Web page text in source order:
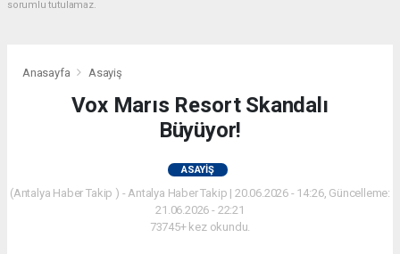
sorumlu tutulamaz.
Anasayfa Asayiş
Vox Marıs Resort Skandalı
Büyüyor!
ASAYIŞ
(Antalya Haber Takip ) - Antalya Haber Takip | 20.06.2026 - 14:26, Güncelleme:
21.06.2026 - 22:21
73745+ kez okundu.